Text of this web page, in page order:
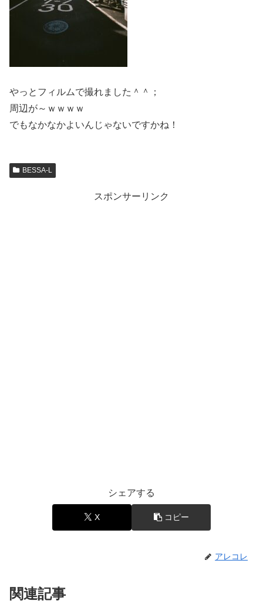
やっとフィルムで撮れました＾＾；
周辺が～ｗｗｗｗ
でもなかなかよいんじゃないですかね！
BESSA-L
スポンサーリンク
シェアする
X コピー
アレコレ
関連記事